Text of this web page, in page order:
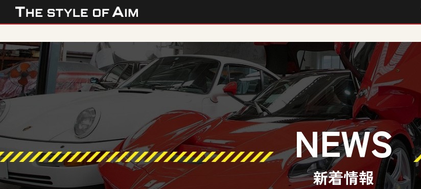
NEWS
新着情報